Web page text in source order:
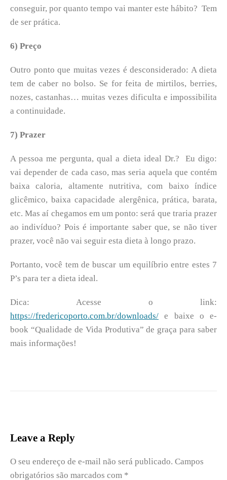
conseguir, por quanto tempo vai manter este hábito? Tem
de ser prática.
6) Preço
Outro ponto que muitas vezes é desconsiderado: A dieta
tem de caber no bolso. Se for feita de mirtilos, berries,
nozes, castanhas… muitas vezes dificulta e impossibilita
a continuidade.
7) Prazer
A pessoa me pergunta, qual a dieta ideal Dr.? Eu digo:
vai depender de cada caso, mas seria aquela que contém
baixa caloria, altamente nutritiva, com baixo índice
glicêmico, baixa capacidade alergênica, prática, barata,
etc. Mas aí chegamos em um ponto: será que traria prazer
ao indivíduo? Pois é importante saber que, se não tiver
prazer, você não vai seguir esta dieta à longo prazo.
Portanto, você tem de buscar um equilíbrio entre estes 7
P’s para ter a dieta ideal.
Dica: Acesse o link:
https://fredericoporto.com.br/downloads/ e baixe o e-
book “Qualidade de Vida Produtiva” de graça para saber
mais informações!
Leave a Reply
O seu endereço de e-mail não será publicado. Campos
obrigatórios são marcados com *